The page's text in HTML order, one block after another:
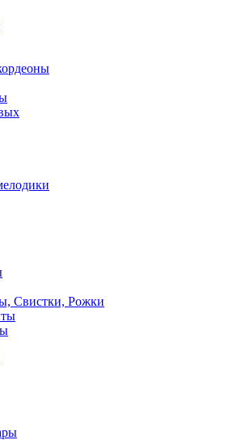
Свистки, Рожки